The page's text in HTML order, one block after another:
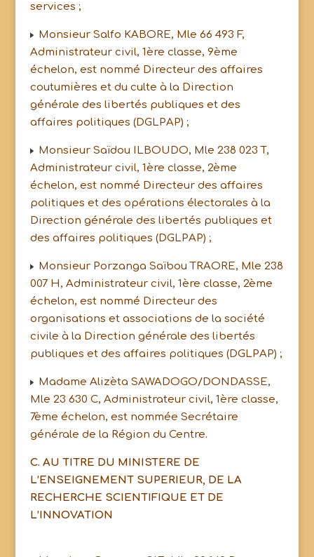
services ;
Monsieur Salfo KABORE, Mle 66 493 F,
Administrateur civil, 1ère classe, 9ème
échelon, est nommé Directeur des affaires
coutumières et du culte à la Direction
générale des libertés publiques et des
affaires politiques (DGLPAP) ;
Monsieur Saïdou ILBOUDO, Mle 238 023 T,
Administrateur civil, 1ère classe, 2ème
échelon, est nommé Directeur des affaires
politiques et des opérations électorales à la
Direction générale des libertés publiques et
des affaires politiques (DGLPAP) ;
Monsieur Porzanga Saïbou TRAORE, Mle 238
007 H, Administrateur civil, 1ère classe, 2ème
échelon, est nommé Directeur des
organisations et associations de la société
civile à la Direction générale des libertés
publiques et des affaires politiques (DGLPAP) ;
Madame Alizèta SAWADOGO/DONDASSE,
Mle 23 630 C, Administrateur civil, 1ère classe,
7ème échelon, est nommée Secrétaire
générale de la Région du Centre.
C. AU TITRE DU MINISTERE DE
L’ENSEIGNEMENT SUPERIEUR, DE LA
RECHERCHE SCIENTIFIQUE ET DE
L’INNOVATION